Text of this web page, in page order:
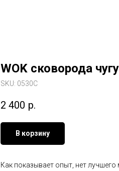
WOK сковорода
SKU: 0530С
2 400 р.
В корзину
Как показывает опыт, нет